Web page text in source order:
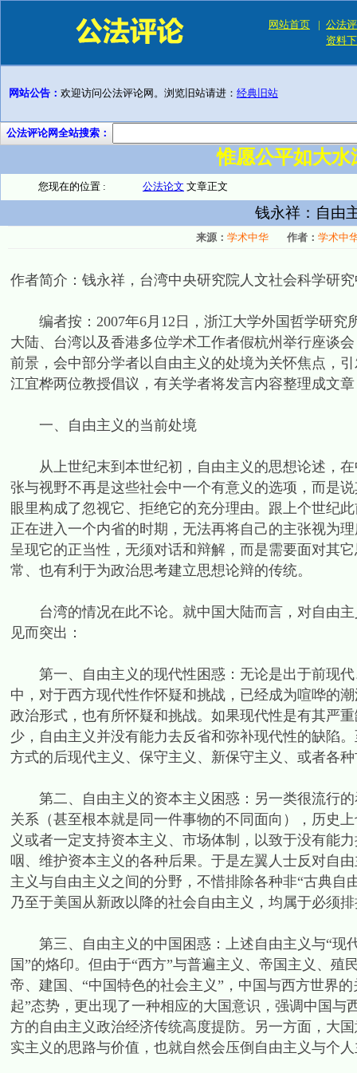
网站首页 | 公法
资料
网站公告： 欢迎访问公法评论网。浏览旧站请进： 经典旧站
公法评论网全站搜索：
惟愿公平如大
您现在的位置 : 公法论文 文章正文
钱永祥：自由
来源： 学术中华 作者： 学术中
作者简介：钱永祥，台湾中央研究院人文社会科学研
编者按：2007年6月12日，浙江大学外国哲学研究
大陆、台湾以及香港多位学术工作者假杭州举行座谈
前景，会中部分学者以自由主义的处境为关怀焦点，
江宜桦两位教授倡议，有关学者将发言内容整理成文
一、自由主义的当前处境
从上世纪末到本世纪初，自由主义的思想论述，在
张与视野不再是这些社会中一个有意义的选项，而是
眼里构成了忽视它、拒绝它的充分理由。跟上个世纪
正在进入一个内省的时期，无法再将自己的主张视为
呈现它的正当性，无须对话和辩解，而是需要面对其
常、也有利于为政治思考建立思想论辩的传统。
台湾的情况在此不论。就中国大陆而言，对自由主
见而突出：
第一、自由主义的现代性困惑：无论是出于前现代
中，对于西方现代性作怀疑和挑战，已经成为喧哗的
政治形式，也有所怀疑和挑战。如果现代性是有其严
少，自由主义并没有能力去反省和弥补现代性的缺陷
方式的后现代主义、保守主义、新保守主义、或者各
第二、自由主义的资本主义困惑：另一类很流行的
关系（甚至根本就是同一件事物的不同面向），历史
义或者一定支持资本主义、市场体制，以致于没有能
咽、维护资本主义的各种后果。于是左翼人士反对自
主义与自由主义之间的分野，不惜排除各种非“古典
乃至于美国从新政以降的社会自由主义，均属于必须
第三、自由主义的中国困惑：上述自由主义与“现代
国”的烙印。但由于“西方”与普遍主义、帝国主义、
帝、建国、“中国特色的社会主义”，中国与西方世界
起”态势，更出现了一种相应的大国意识，强调中国
方的自由主义政治经济传统高度提防。另一方面，大
实主义的思路与价值，也就自然会压倒自由主义与个